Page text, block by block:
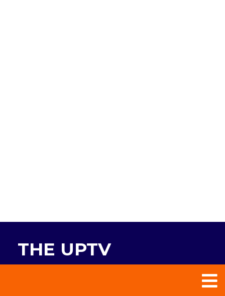
THE UPTV